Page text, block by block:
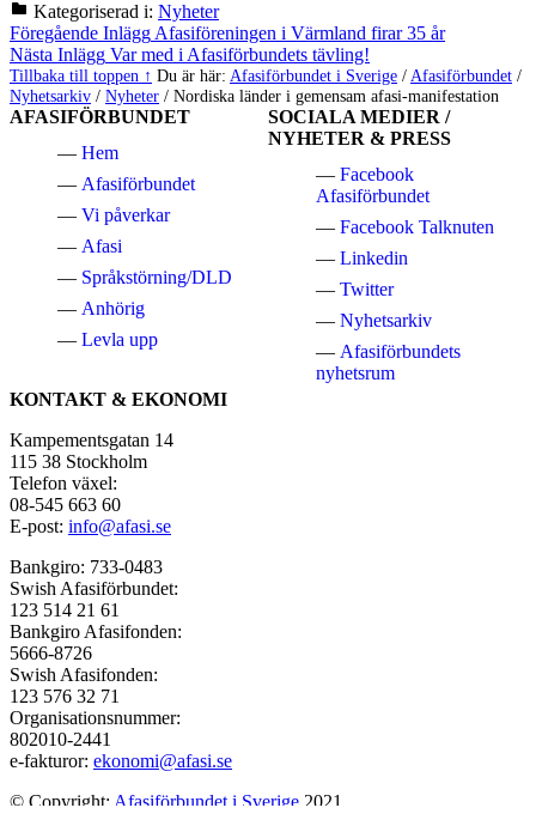
Kategoriserad i: Nyheter
Hoppa
tillbaka
till
huvudnavigeringen
Inläggsnavigering
Föregående Inlägg Afasiföreningen i Värmland firar 35 år
Nästa Inlägg Var med i Afasiförbundets tävling!
Tillbaka till toppen ↑ Du är här: Afasiförbundet i Sverige / Afasiförbundet /
Nyhetsarkiv / Nyheter / Nordiska länder i gemensam afasi-manifestation
AFASIFÖRBUNDET
Hem
Afasiförbundet
Vi påverkar
Afasi
Språkstörning/DLD
Anhörig
Levla upp
SOCIALA MEDIER /
NYHETER & PRESS
Facebook
Afasiförbundet
Facebook Talknuten
Linkedin
Twitter
Nyhetsarkiv
Afasiförbundets
nyhetsrum
KONTAKT & EKONOMI
Kampementsgatan 14
115 38 Stockholm
Telefon växel:
08-545 663 60
E-post: info@afasi.se
Bankgiro: 733-0483
Swish Afasiförbundet:
123 514 21 61
Bankgiro Afasifonden:
5666-8726
Swish Afasifonden:
123 576 32 71
Organisationsnummer:
802010-2441
e-fakturor: ekonomi@afasi.se
© Copyright: Afasiförbundet i Sverige 2021